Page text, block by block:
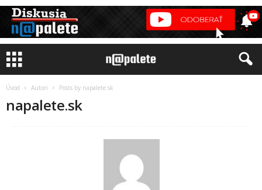
Úvod Autori Posts by napalete.sk
napalete.sk